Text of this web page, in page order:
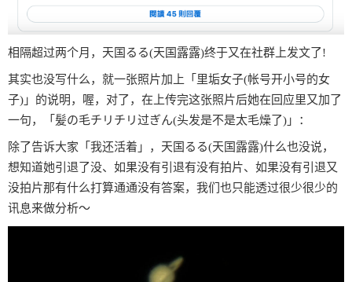
相隔超过两个月，天国るる(天国露露)终于又在社群上发文了!
其实也没写什么，就一张照片加上「里垢女子(帐号开小号的女
子)」的说明，喔，对了，在上传完这张照片后她在回应里又加了
一句，「髪の毛チリチリ过ぎん(头发是不是太毛燥了)」：
除了告诉大家「我还活着」，天国るる(天国露露)什么也没说，
想知道她引退了没、如果没有引退有没有拍片、如果没有引退又
没拍片那有什么打算通通没有答案，我们也只能透过很少很少的
讯息来做分析〜